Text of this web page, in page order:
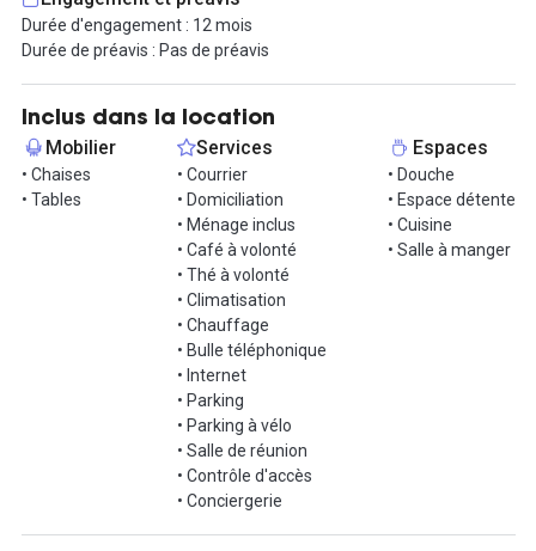
La sécurité est une priorité au Jemmapes. Elle est assurée par un
système de badge sécurisé. Cela garantit que seuls les occupants
autorisés peuvent accéder à l'immeuble, offrant ainsi un
environnement de travail paisible et sécurisé. De plus, l'accès
24h/24 et 7j/7, la connexion internet très haut débit par fibre
optique, une cuisine équipée, un parking dédié pour vélos et
voitures, ainsi qu'une douche privative, sont autant d'atouts pour
faciliter la vie quotidienne des occupants.
L'emplacement stratégique du Jemmapes, avec un accès facile
aux lignes de métro 2, 5, 7 et 7b, renforce sa praticité et son
accessibilité. Si vous recherchez un espace de travail complet et
inspirant, nous vous invitons à nous contacter pour organiser une
visite et découvrir comment le Jemmapes peut répondre à vos
besoins professionnels. Travailler n'a jamais été aussi agréable et
Durée d'engagement : 12 mois
Durée de préavis : Pas de préavis
Inclus dans la location
Mobilier
• Chaises
• Tables
Services
• Courrier
• Domiciliation
• Ménage inclus
• Café à volonté
• Thé à volonté
• Climatisation
• Chauffage
• Bulle téléphonique
• Internet
• Parking
• Parking à vélo
• Salle de réunion
• Contrôle d'accès
• Conciergerie
Espaces
• Douche
• Espace détente
• Cuisine
• Salle à manger